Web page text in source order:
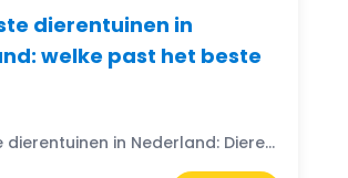
dierentuinen in
welke past het beste
De leukste dierentuinen in Nederland: Dierentuinen in Nederland zijn echte trekpleisters voor jong en oud. Ze bieden niet alleen de kans om exotische dieren van dichtbij te zien, maar ook...